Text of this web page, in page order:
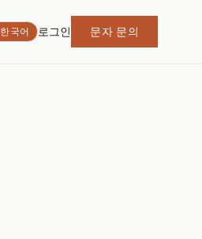
한국어 로그인 문자 문의